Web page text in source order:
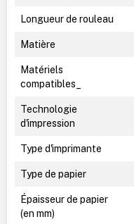
Longueur de rouleau
Matière
Matériels
compatibles_
Technologie
d'impression
Type d'imprimante
Type de papier
Épaisseur de papier
(en mm)